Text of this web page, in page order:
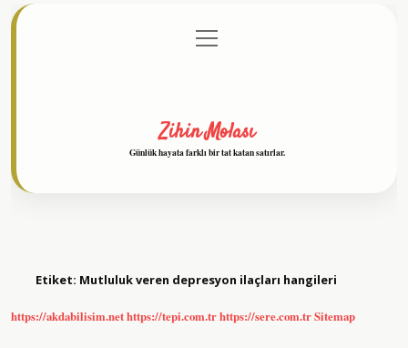
Gizlilik Politikası
menüyü
aç
Zihin Molası
Günlük hayata farklı bir tat katan satırlar.
Etiket: Mutluluk veren depresyon ilaçları hangileri
https://akdabilisim.nethttps://tepi.com.trhttps://sere.com.trSitemap